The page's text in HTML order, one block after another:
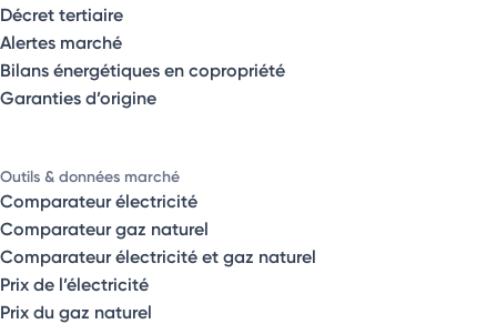
Décret tertiaire
Alertes marché
Bilans énergétiques en copropriété
Garanties d’origine
Outils & données marché
Comparateur électricité
Comparateur gaz naturel
Comparateur électricité et gaz naturel
Prix de l’électricité
Prix du gaz naturel